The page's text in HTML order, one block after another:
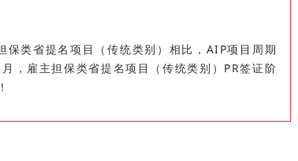
类省提名项目（传统类别）相比，AIP项目周期
，雇主担保类省提名项目（传统类别）PR签证阶